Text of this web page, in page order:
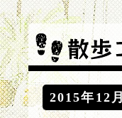
2015年12